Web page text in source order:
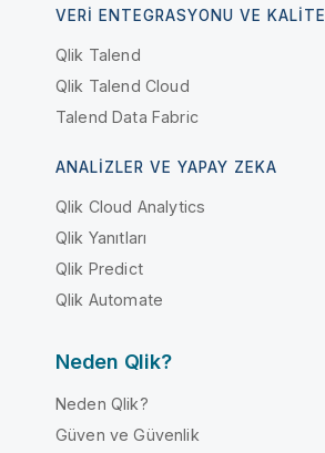
VERI ENTEGRASYONU VE KALITE
Qlik Talend
Qlik Talend Cloud
Talend Data Fabric
ANALIZLER VE YAPAY ZEKA
Qlik Cloud Analytics
Qlik Yanıtları
Qlik Predict
Qlik Automate
Neden Qlik?
Neden Qlik?
Güven ve Güvenlik